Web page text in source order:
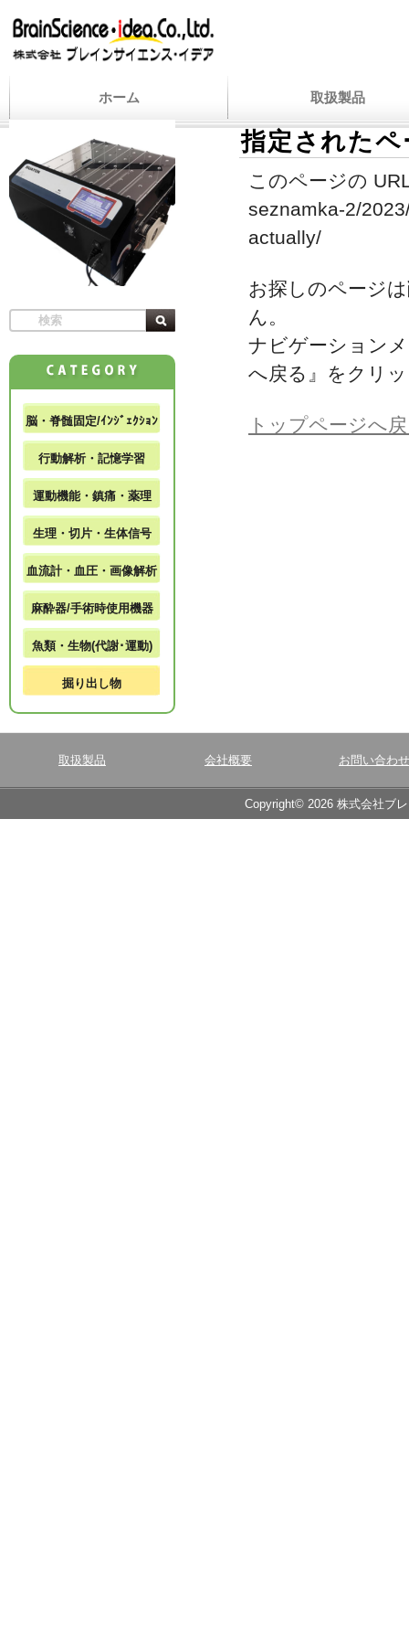
ホーム 取扱製品
指定された
このページの
seznamka-2/
actually/
お探しのページ
ん。
ナビゲーション
へ戻る』をクリ
トップページへ
脳・脊髄固定/ｲﾝｼﾞｪｸｼｮﾝ
行動解析・記憶学習
運動機能・鎮痛・薬理
生理・切片・生体信号
血流計・血圧・画像解析
麻酔器/手術時使用機器
魚類・生物(代謝･運動)
掘り出し物
取扱製品 会社概要 お問い合わせ
Copyright© 2026 株式会社ブ